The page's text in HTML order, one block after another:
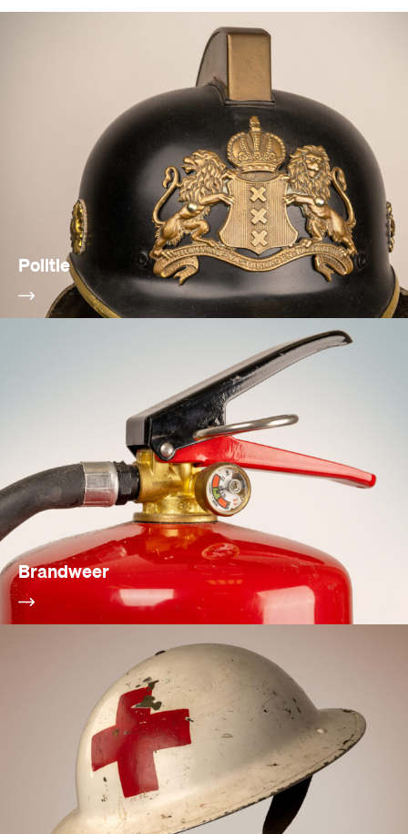
Politie
Brandweer